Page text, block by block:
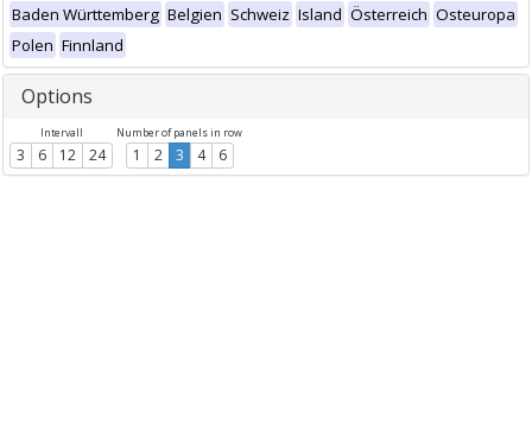
Baden Württemberg Belgien Schweiz Island Österreich Osteuropa
Polen Finnland
Options
Intervall
3 6 12 24
Number of panels in row
1 2 3 4 6